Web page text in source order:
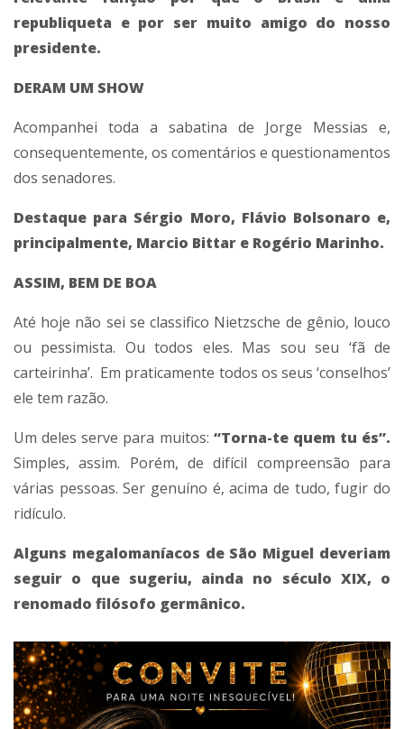
republiqueta e por ser muito amigo do nosso
presidente.
DERAM UM SHOW
Acompanhei toda a sabatina de Jorge Messias e,
consequentemente, os comentários e questionamentos
dos senadores.
Destaque para Sérgio Moro, Flávio Bolsonaro e,
principalmente, Marcio Bittar e Rogério Marinho.
ASSIM, BEM DE BOA
Até hoje não sei se classifico Nietzsche de gênio, louco
ou pessimista. Ou todos eles. Mas sou seu ‘fã de
carteirinha’. Em praticamente todos os seus ‘conselhos’
ele tem razão.
Um deles serve para muitos: “Torna-te quem tu és”.
Simples, assim. Porém, de difícil compreensão para
várias pessoas. Ser genuíno é, acima de tudo, fugir do
ridículo.
Alguns megalomaníacos de São Miguel deveriam
seguir o que sugeriu, ainda no século XIX, o
renomado filósofo germânico.